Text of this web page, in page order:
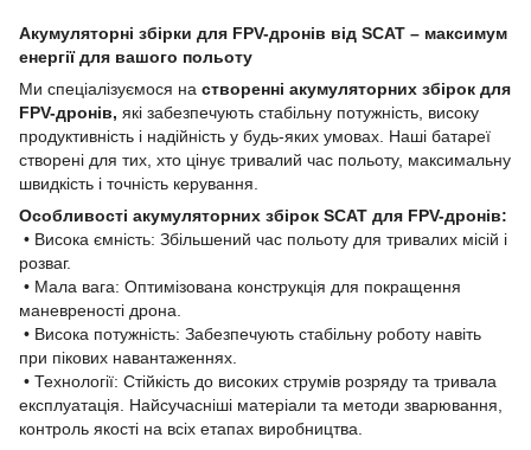
Акумуляторні збірки для FPV-дронів від SCAT – максимум
енергії для вашого польоту
Ми спеціалізуємося на створенні акумуляторних збірок для
FPV-дронів, які забезпечують стабільну потужність, високу
продуктивність і надійність у будь-яких умовах. Наші батареї
створені для тих, хто цінує тривалий час польоту, максимальну
швидкість і точність керування.
Особливості акумуляторних збірок SCAT для FPV-дронів:
• Висока ємність: Збільшений час польоту для тривалих місій і
розваг.
• Мала вага: Оптимізована конструкція для покращення
маневреності дрона.
• Висока потужність: Забезпечують стабільну роботу навіть
при пікових навантаженнях.
• Технології: Стійкість до високих струмів розряду та тривала
експлуатація. Найсучасніші матеріали та методи зварювання,
контроль якості на всіх етапах виробництва.